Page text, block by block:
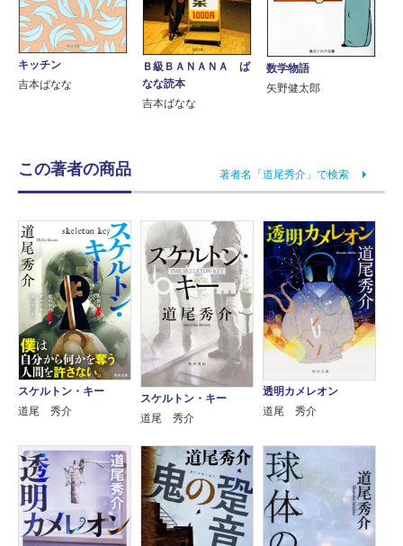
キッチン
吉本ばなな
Ｂ級ＢＡＮＡＮＡ ば
なな読本
吉本ばなな
数学物語
矢野健太郎
この著者の商品 著者名「道尾秀介」で検索
スケルトン・キー
道尾 秀介
スケルトン・キー
道尾 秀介
透明カメレオン
道尾 秀介